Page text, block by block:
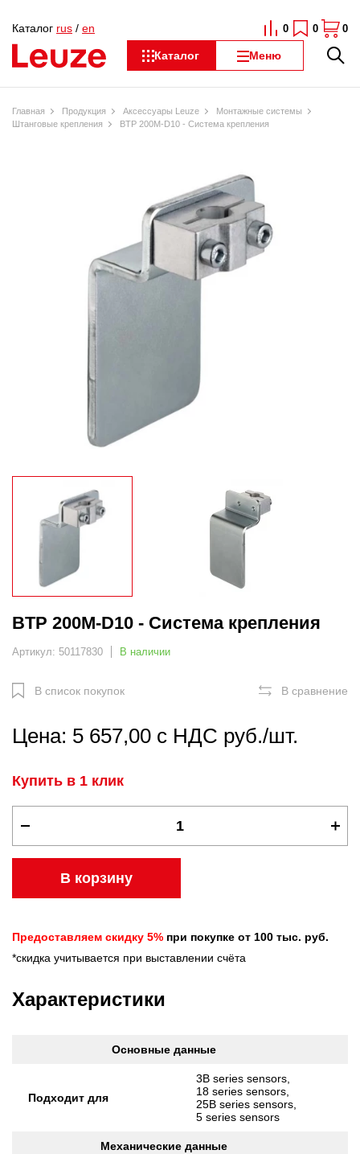
Каталог Меню
Каталог rus / en 0 0 0
Главная Продукция Аксессуары Leuze
Монтажные системы
Штанговые крепления
BTP 200M-D10 - Система крепления
BTP 200M-D10 - Система крепления
Артикул: 50117830 В наличии
В список покупок В сравнение
Цена: 5 657,00 с НДС руб./шт.
Купить в 1 клик
В корзину
Предоставляем скидку 5% при покупке от 100 тыс. руб.
*скидка учитывается при выставлении счёта
Характеристики
Основные данные
Подходит для
3B series sensors,
18 series sensors,
25B series sensors,
5 series sensors
Механические данные